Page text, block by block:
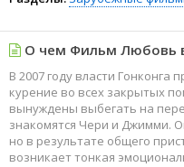
О чем Фильм Любовь
В 2007 году власти
курение во всех закрытых
вынуждены выбегать на
знакомятся Чери и Джимми.
но в результате общего
возникает тонкая